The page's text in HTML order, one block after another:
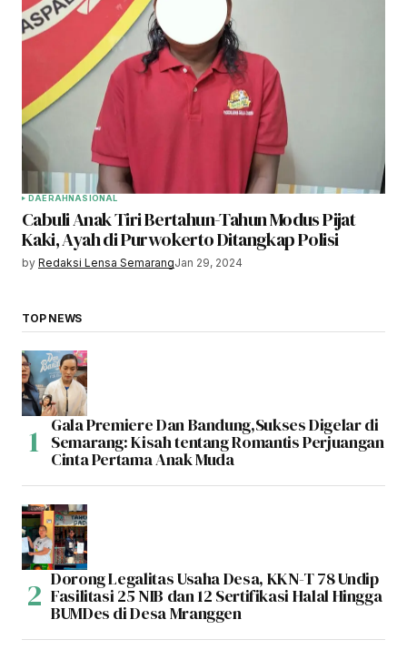
DAERAHNASIONAL
Cabuli Anak Tiri Bertahun-Tahun Modus Pijat
Kaki, Ayah di Purwokerto Ditangkap Polisi
by Redaksi Lensa SemarangJan 29, 2024
TOP NEWS
Gala Premiere Dan Bandung,Sukses Digelar di
Semarang: Kisah tentang Romantis Perjuangan
Cinta Pertama Anak Muda
Dorong Legalitas Usaha Desa, KKN-T 78 Undip
Fasilitasi 25 NIB dan 12 Sertifikasi Halal Hingga
BUMDes di Desa Mranggen